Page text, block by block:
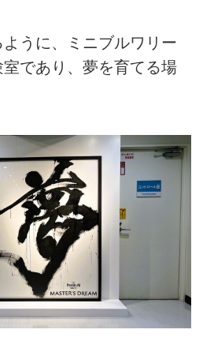
うに、ミニブルワリー
であり、夢を育てる場